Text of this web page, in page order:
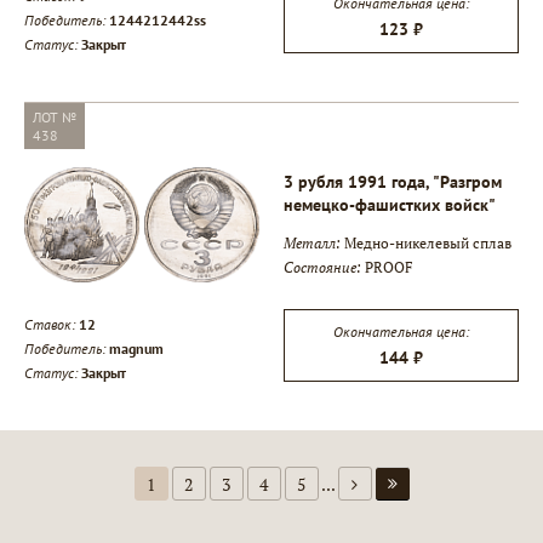
Победитель: 1244212442ss
Статус:Закрыт
123 ₽
ЛОТ №
438
3 рубля 1991 года, "Разгром
немецко-фашистких войск"
Металл: Медно-никелевый сплав
Состояние: PROOF
Ставок: 12
Победитель: magnum
Статус:Закрыт
Окончательная цена:
144 ₽
1 2 3 4 5 ...